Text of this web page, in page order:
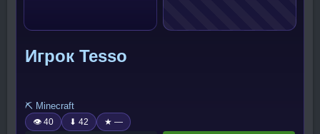
Игрок Tesso
⛏️ Minecraft
👁 40 ⬇ 42 ★ —